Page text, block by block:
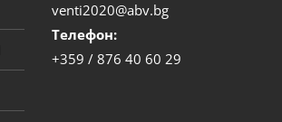
venti2020@abv.bg
Телефон:
+359 / 876 40 60 29